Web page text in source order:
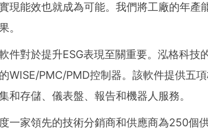
現能效也就成為可能。我們將工廠的年產
。
件對於提升ESG表現至關重要。泓格科技
WISE/PMC/PMD控制器。該軟件提供五
和存儲、儀表盤、報告和機器人服務。
一家領先的技術分銷商和供應商為250個